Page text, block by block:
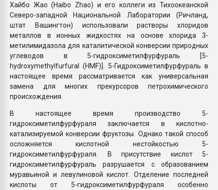
Хайбо Жао (Haibo Zhao) и его коллеги из Тихоокеанской
Северо-западной Национальной Лаборатории (Ричланд,
штат Вашингтон) использовали растворы хлоридов
металлов в ионных жидкостях на основе хлорида 3-
метилимидазола для каталитической конверсии природных
углеводов в 5-гидроксиметилфурфураль [5-
hydroxymethylfurfural (HMF)]. 5-Гидроксиметилфурфураль в
настоящее время рассматривается как универсальная
замена для многих прекурсоров петрохимического
происхождения.
В настоящее время производство 5-
гидроксиметилфурфураля заключается в кислотно-
катализируемой конверсии фруктозы. Однако такой способ
осложняется кислотной нестойкостью 5-
гидроксиметилфурфураля. В присутствие кислот 5-
гидроксиметилфурфураль разрушается с образованием
муравьиной и левулиновой кислот. Отделение последней
кислоты от 5-гидроксиметилфурфураля особенно